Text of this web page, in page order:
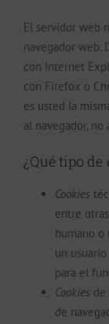
El servidor web
navegador web.
con Internet
con Firefox o
es usted la
al navegador, no
¿Qué tipo de
Cookies
entre
humano o
un
para el
Cookies de
de